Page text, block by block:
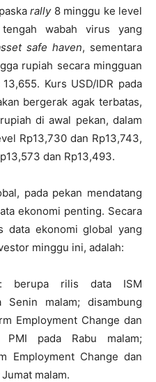
rally8 minggu ke level
wabah virus yang
safe haven, sementara
rupiah secara mingguan
Kurs USD/IDR pada
bergerak agak terbatas,
di awal pekan, dalam
Rp13,730 dan Rp13,743,
dan Rp13,493.
pada pekan mendatang
ekonomi penting. Secara
data ekonomi global yang
minggu ini, adalah:
berupa rilis data ISM
Senin malam; disambung
Employment Change dan
PMI pada Rabu malam;
Employment Change dan
malam.